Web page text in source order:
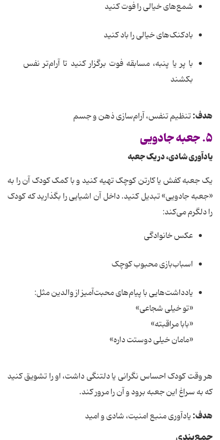
شمع‌های خیالی را فوت کنید
بادکنک‌های خیالی را باد کنید
با پر یا پنبه، مسابقه فوت برگزار کنید تا آرام‌تر نفس
بکشند
هدف:تنظیم تنفس، آرام‌سازی ذهن و جسم
۵. جعبه جادویی
یادآوری شادی، در یک جعبه
یک جعبه کفش یا کارتن کوچک تهیه کنید و با کمک کودک آن را به
«جعبه جادویی» تبدیل کنید. داخل آن اشیایی را بگذارید که کودک
را دلگرم می‌کند:
عکس خانوادگی
اسباب‌بازی محبوب کوچک
یادداشت‌هایی با پیام‌های محبت‌آمیز از والدین مثل:
«تو خیلی شجاعی»
«بابا مراقبته»
«مامان خیلی دوستت داره»
هر وقت کودک احساس نگرانی یا دلتنگی داشت، او را تشویق کنید
که به سراغ این جعبه برود و آن را مرور کند.
هدف:یادآوری منبع امنیت، شادی و امید